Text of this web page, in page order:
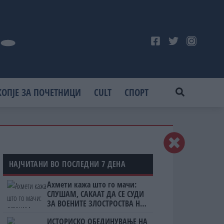
ЗА ПОЧЕТНИЦИ CULT СПОРТ
НАЈЧИТАНИ ВО ПОСЛЕДНИ 7 ДЕНА
Ахмети кажа што го мачи:
СЛУШАМ, САКААТ ДА СЕ СУДИ
ЗА ВОЕНИТЕ ЗЛОСТРОСТВА НА
ИСТОРИСКО ОБЕДИНУВАЊЕ НА